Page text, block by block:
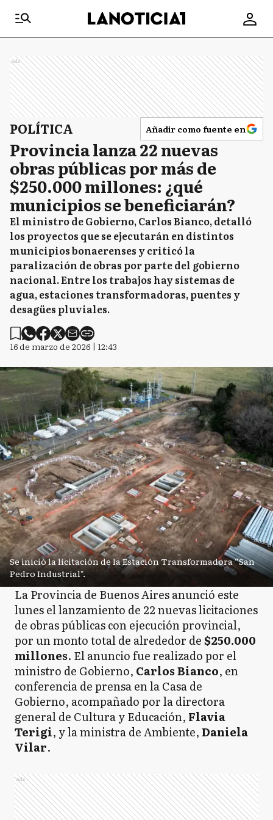
Ads
POLÍTICA Añadir como fuente en
Provincia lanza 22 nuevas
obras públicas por más de
$250.000 millones: ¿qué
municipios se beneficiarán?
El ministro de Gobierno, Carlos Bianco, detalló
los proyectos que se ejecutarán en distintos
municipios bonaerenses y criticó la
paralización de obras por parte del gobierno
nacional. Entre los trabajos hay sistemas de
agua, estaciones transformadoras, puentes y
desagües pluviales.
16 de marzo de 2026 | 12:43
Se inició la licitación de la Estación Transformadora “San
Pedro Industrial".
La Provincia de Buenos Aires anunció este
lunes el lanzamiento de 22 nuevas licitaciones
de obras públicas con ejecución provincial,
por un monto total de alrededor de$250.000
millones. El anuncio fue realizado por el
ministro de Gobierno, Carlos Bianco, en
conferencia de prensa en la Casa de
Gobierno, acompañado por la directora
general de Cultura y Educación, Flavia
Terigi, y la ministra de Ambiente,Daniela
Vilar.
Ads